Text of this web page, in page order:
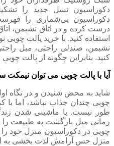
دکوراسیون نسل جدید را
دکوراسیون بی‌شماری را
درست کرده و در اتاق نشیمن،
استفاده کنید. با خرید پالت
نشیمن، صندلی راحتی، مبل
کنید. بنابراین چگونه از پالت
آیا با پالت چوبی می توان
شاید به محض شنیدن و در نگاه
چوبی چندان جذاب نباشد، اما
طور نیست. با ماشینی شدن
زمانی میل بازگشت به طبیعت را
چوبی در دکوراسیون منزل خود
منزل حس آرامش لذت بخشی به